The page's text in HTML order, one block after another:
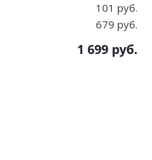
101 руб.
679 руб.
1 699 руб.